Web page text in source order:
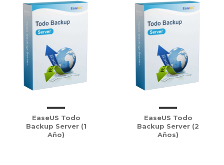
EaseUS Todo
Backup Server (1
Año)
EaseUS Todo
Backup Server (2
Años)